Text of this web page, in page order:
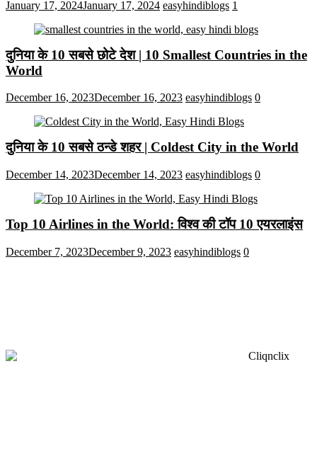
January 17, 2024January 17, 2024 easyhindiblogs 1
दुनिया के 10 सबसे छोटे देश | 10 Smallest Countries in the
World
December 16, 2023December 16, 2023 easyhindiblogs 0
दुनिया के 10 सबसे ठन्डे शहर | Coldest City in the World
December 14, 2023December 14, 2023 easyhindiblogs 0
Top 10 Airlines in the World: विश्व की टॉप 10 एयरलाइंस
December 7, 2023December 9, 2023 easyhindiblogs 0